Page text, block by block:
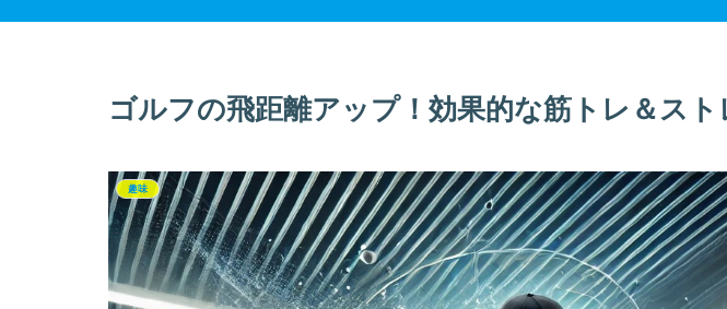
ゴルフの飛距離アップ！効果的な筋トレ＆ス
趣味